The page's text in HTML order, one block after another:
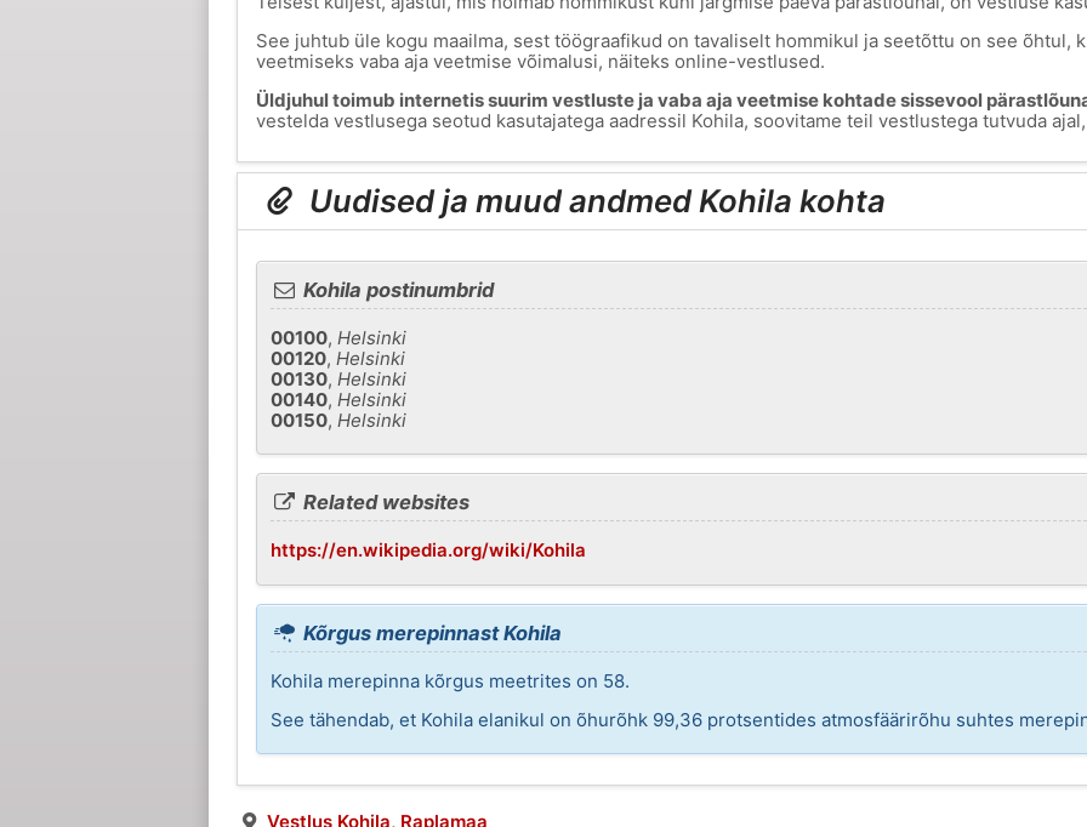
See juhtub üle kogu maailma, sest töögraafikud on tavaliselt hommikul ja seetõttu on see õhtul,
veetmiseks vaba aja veetmise võimalusi, näiteks online-vestlused.
Üldjuhul toimub internetis suurim vestluste ja vaba aja veetmise kohtade sissevool
vestelda vestlusega seotud kasutajatega aadressil Kohila, soovitame teil vestlustega tutvuda
Uudised ja muud andmed Kohila kohta
Kohila postinumbrid
00100, Helsinki
00120, Helsinki
00130, Helsinki
00140, Helsinki
00150, Helsinki
Related websites
https://en.wikipedia.org/wiki/Kohila
Kõrgus merepinnast Kohila
Kohila merepinna kõrgus meetrites on 58.
See tähendab, et Kohila elanikul on õhurõhk 99,36 protsentides atmosfäärirõhu suhtes
Vestlus Kohila, Raplamaa